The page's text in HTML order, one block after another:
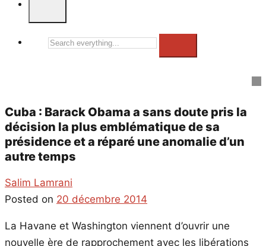
Search
Cuba : Barack Obama a sans doute pris la
décision la plus emblématique de sa
présidence et a réparé une anomalie d’un
autre temps
Salim Lamrani
Posted on 20 décembre 2014
La Havane et Washington viennent d’ouvrir une
nouvelle ère de rapprochement avec les libérations